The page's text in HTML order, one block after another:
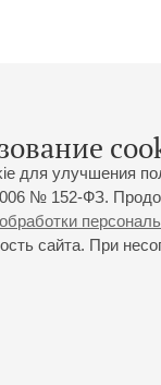
для улучшения
№ 152-ФЗ.
сайта. При